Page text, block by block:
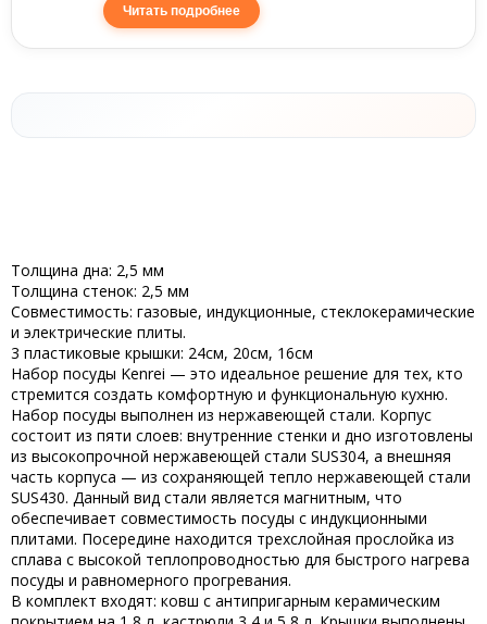
Читать подробнее
Толщина дна: 2,5 мм
Толщина стенок: 2,5 мм
Совместимость: газовые, индукционные, стеклокерамические
и электрические плиты.
3 пластиковые крышки: 24см, 20см, 16см
Набор посуды Kenrei — это идеальное решение для тех, кто
стремится создать комфортную и функциональную кухню.
Набор посуды выполнен из нержавеющей стали. Корпус
состоит из пяти слоев: внутренние стенки и дно изготовлены
из высокопрочной нержавеющей стали SUS304, а внешняя
часть корпуса — из сохраняющей тепло нержавеющей стали
SUS430. Данный вид стали является магнитным, что
обеспечивает совместимость посуды с индукционными
плитами. Посередине находится трехслойная прослойка из
сплава с высокой теплопроводностью для быстрого нагрева
посуды и равномерного прогревания.
В комплект входят: ковш с антипригарным керамическим